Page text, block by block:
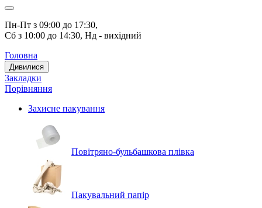
Пн-Пт з 09:00 до 17:30,
Сб з 10:00 до 14:30, Нд - вихідний
Головна
Дивилися
Закладки
Порівняння
Захисне пакування
Повітряно-бульбашкова плівка
Пакувальний папір